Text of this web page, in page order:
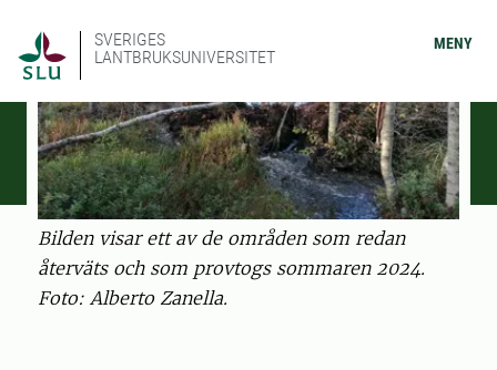
SVERIGES
LANTBRUKSUNIVERSITET
MENY
Bilden visar ett av de områden som redan
återväts och som provtogs sommaren 2024.
Foto: Alberto Zanella.